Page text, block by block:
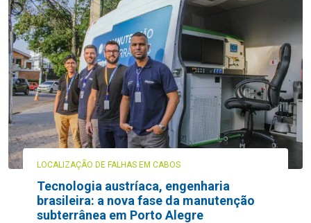
LOCALIZAÇÃO DE FALHAS EM CABOS
Tecnologia austríaca, engenharia
brasileira: a nova fase da manutenção
subterrânea em Porto Alegre